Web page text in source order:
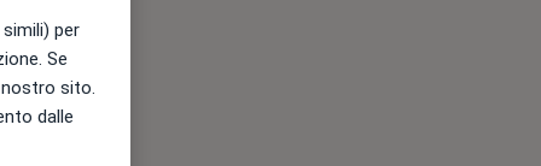
Lun,
10 Ago
per
Se
sito.
dalle